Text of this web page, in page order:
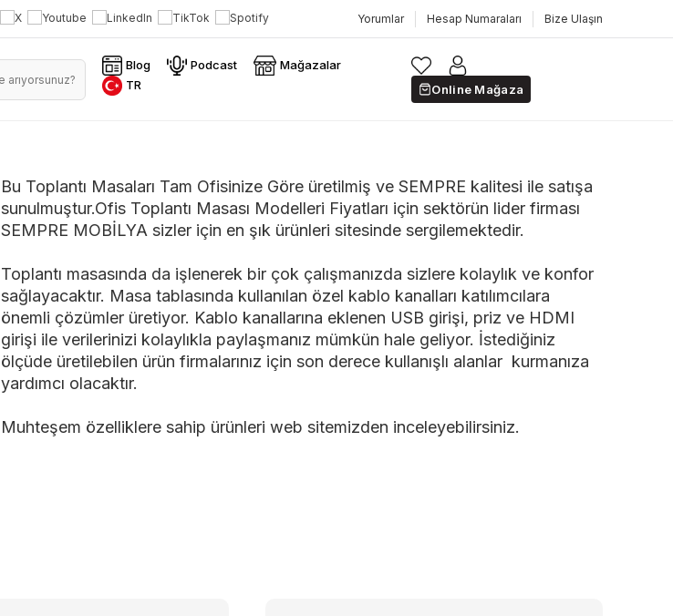
Yorumlar Hesap Numaraları Bize Ulaşın
Blog Podcast
Mağazalar
TR
Online Mağaza
Bu Toplantı Masaları Tam Ofisinize Göre üretilmiş ve SEMPRE kalitesi ile satışa
sunulmuştur.Ofis Toplantı Masası Modelleri Fiyatları için sektörün lider firması
SEMPRE MOBİLYA sizler için en şık ürünleri sitesinde sergilemektedir.
Toplantı masasında da işlenerek bir çok çalışmanızda sizlere kolaylık ve konfor
sağlayacaktır. Masa tablasında kullanılan özel kablo kanalları katılımcılara
önemli çözümler üretiyor. Kablo kanallarına eklenen USB girişi, priz ve HDMI
girişi ile verilerinizi kolaylıkla paylaşmanız mümkün hale geliyor. İstediğiniz
ölçüde üretilebilen ürün firmalarınız için son derece kullanışlı alanlar kurmanıza
yardımcı olacaktır.
Muhteşem özelliklere sahip ürünleri web sitemizden inceleyebilirsiniz.